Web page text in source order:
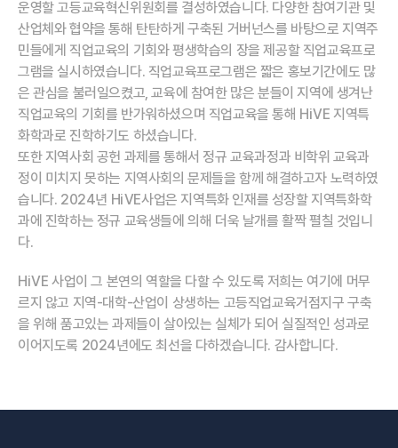
운영할 고등교육혁신위원회를 결성하였습니다. 다양한 참여기관 및
산업체와 협약을 통해 탄탄하게 구축된 거버넌스를 바탕으로 지역주
민들에게 직업교육의 기회와 평생학습의 장을 제공할 직업교육프로
그램을 실시하였습니다. 직업교육프로그램은 짧은 홍보기간에도 많
은 관심을 불러일으켰고, 교육에 참여한 많은 분들이 지역에 생겨난
직업교육의 기회를 반가워하셨으며 직업교육을 통해 HiVE 지역특
화학과로 진학하기도 하셨습니다.
또한 지역사회 공헌 과제를 통해서 정규 교육과정과 비학위 교육과
정이 미치지 못하는 지역사회의 문제들을 함께 해결하고자 노력하였
습니다. 2024년 HiVE사업은 지역특화 인재를 성장할 지역특화학
과에 진학하는 정규 교육생들에 의해 더욱 날개를 활짝 펼칠 것입니
다.
HiVE 사업이 그 본연의 역할을 다할 수 있도록 저희는 여기에 머무
르지 않고 지역-대학-산업이 상생하는 고등직업교육거점지구 구축
을 위해 품고있는 과제들이 살아있는 실체가 되어 실질적인 성과로
이어지도록 2024년에도 최선을 다하겠습니다. 감사합니다.